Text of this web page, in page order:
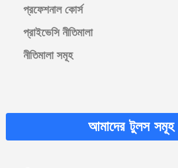
প্রফেশনাল কোর্স
প্রাইভেসি নীতিমালা
নীতিমালা সমূহ
আমাদের টুলস সমূহ